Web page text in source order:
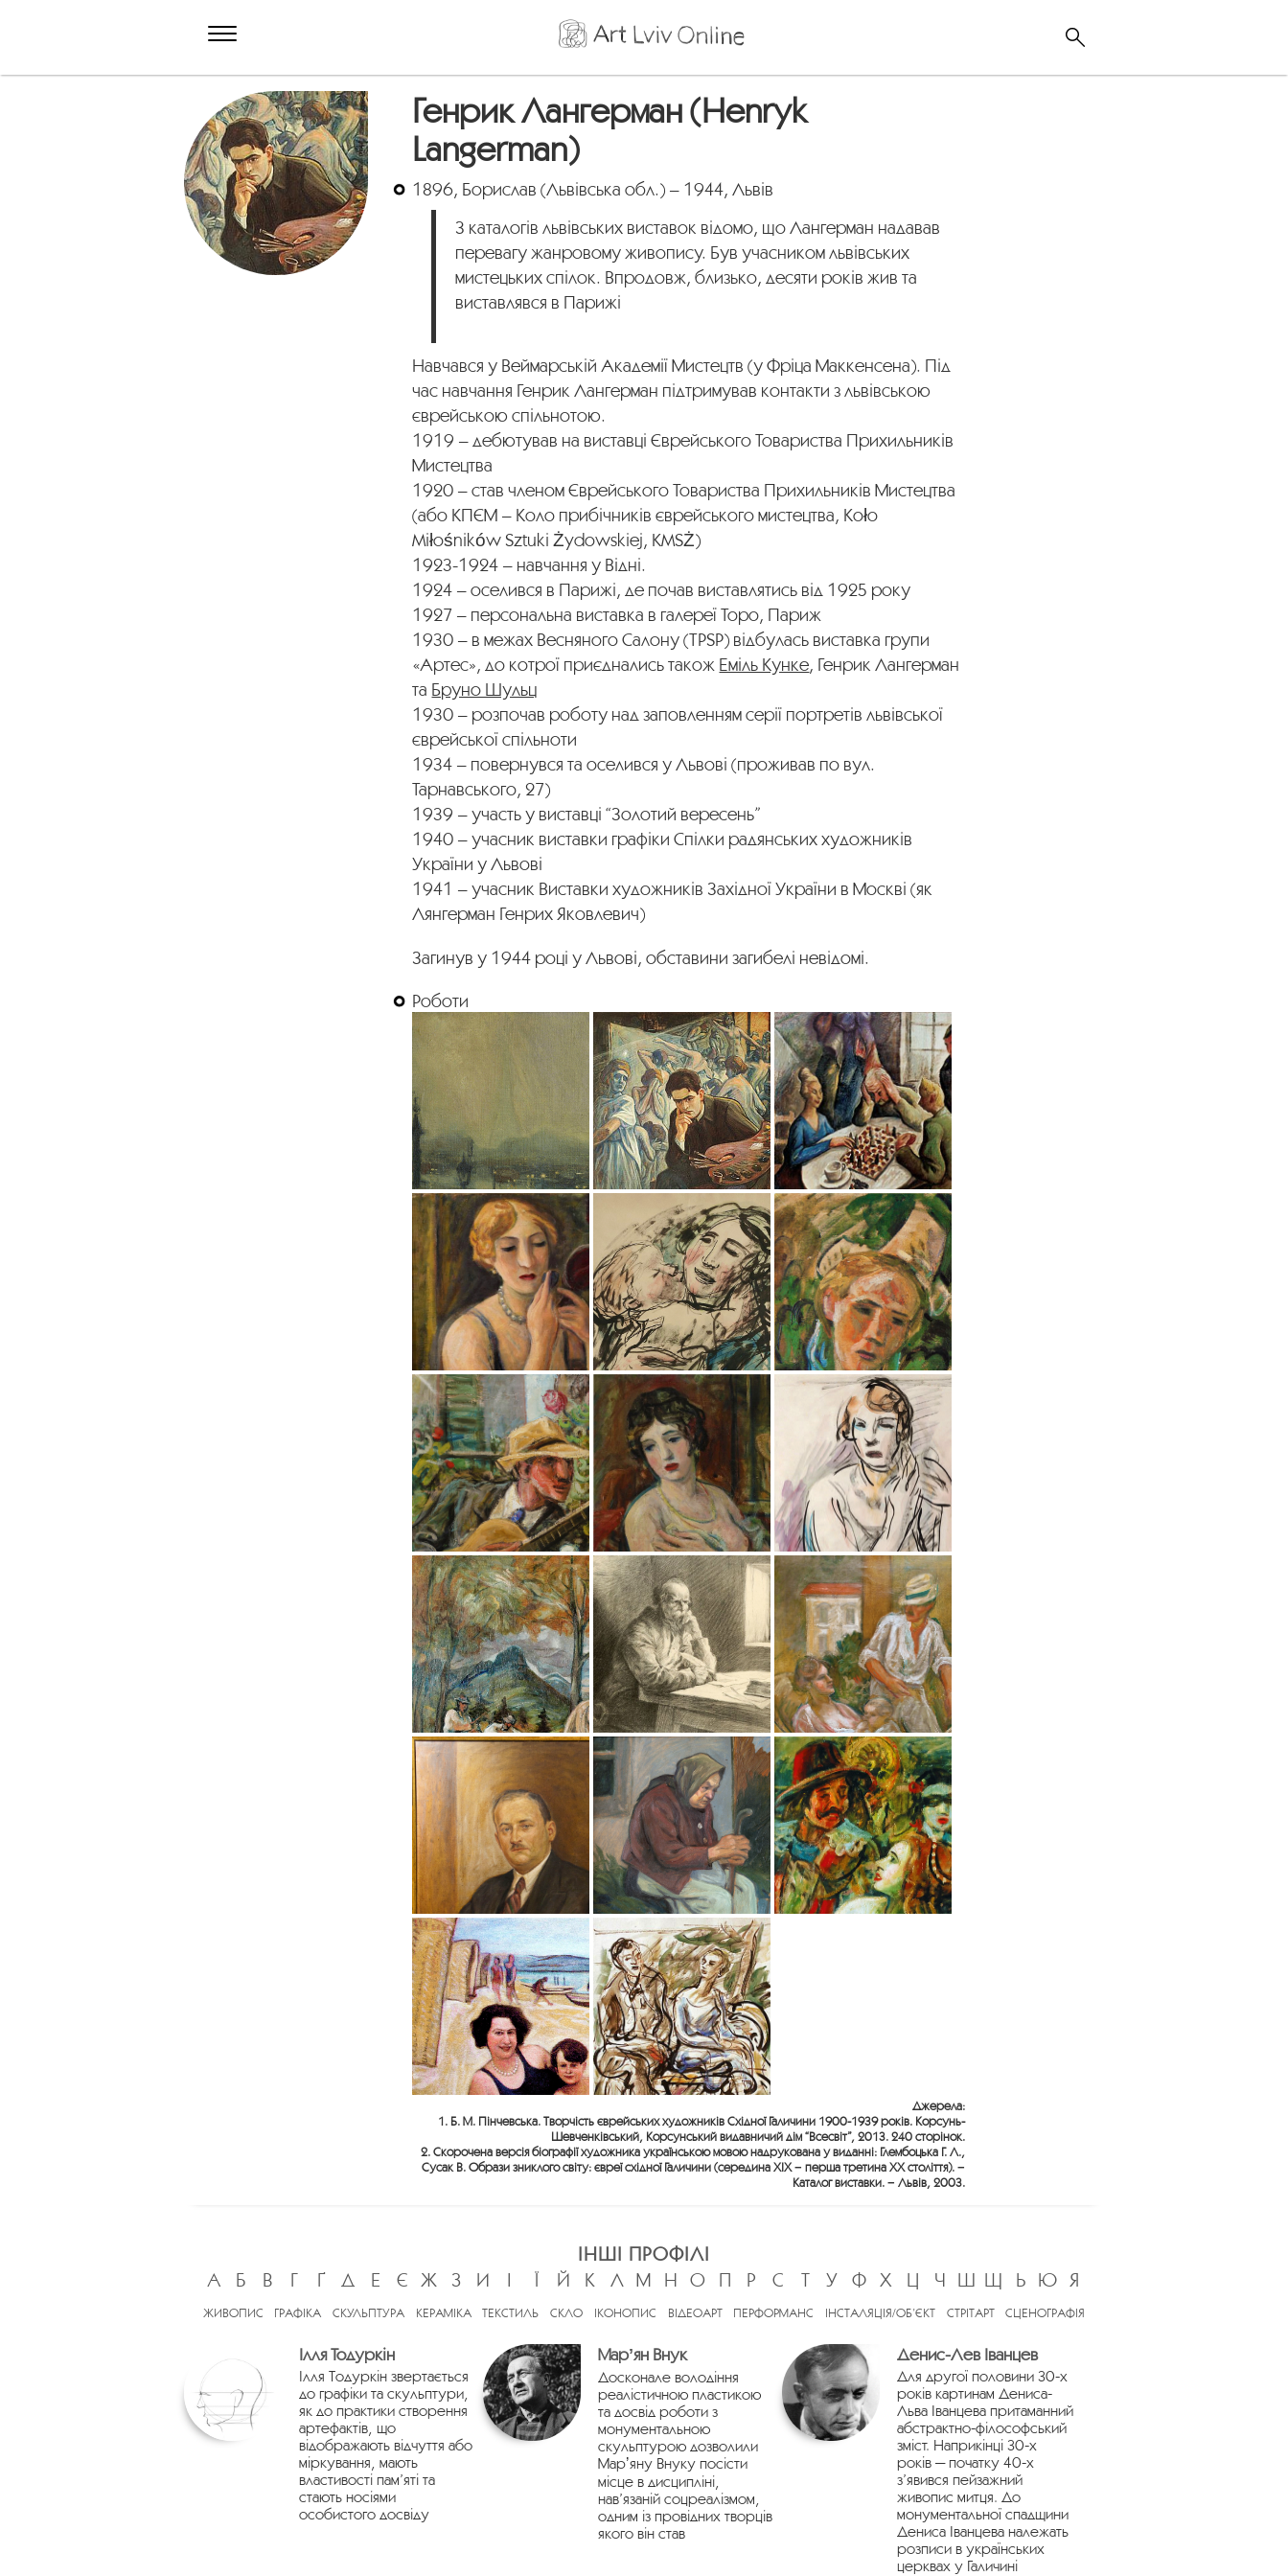
Генрик Лангерман (Henryk
Langerman)
1896, Борислав (Львівська обл.) – 1944, Львів
З каталогів львівських виставок відомо, що Лангерман надавав
перевагу жанровому живопису. Був учасником львівських
мистецьких спілок. Впродовж, близько, десяти років жив та
виставлявся в Парижі
Навчався у Веймарській Академії Мистецтв (у Фріца Маккенсена). Під
час навчання Генрик Лангерман підтримував контакти з львівською
єврейською спільнотою.
1919 – дебютував на виставці Єврейського Товариства Прихильників
Мистецтва
1920 – став членом Єврейського Товариства Прихильників Мистецтва
(або КПЄМ – Коло прибічників єврейського мистецтва, Koło
Miłośników Sztuki Żydowskiej, KMSŻ)
1923-1924 – навчання у Відні.
1924 – оселився в Парижі, де почав виставлятись від 1925 року
1927 – персональна виставка в галереї Торо, Париж
1930 – в межах Весняного Салону (TPSP) відбулась виставка групи
«Артес», до котрої приєднались також Еміль Кунке, Генрик Лангерман
та Бруно Шульц
1930 – розпочав роботу над заповленням серії портретів львівської
єврейської спільноти
1934 – повернувся та оселився у Львові (проживав по вул.
Тарнавського, 27)
1939 – участь у виставці “Золотий вересень”
1940 – учасник виставки графіки Спілки радянських художників
України у Львові
1941 – учасник Виставки художників Західної України в Москві (як
Лянгерман Генрих Яковлевич)
Загинув у 1944 році у Львові, обставини загибелі невідомі.
Роботи
Джерела:
1. Б. М. Пінчевська. Творчість єврейських художників Східної Галичини 1900-1939 років. Корсунь-
Шевченківський, Корсунський видавничий дім “Всесвіт”, 2013. 240 сторінок.
2. Скорочена версія біографії художника українською мовою надрукована у виданні: Глембоцька Г. Л.,
Сусак В. Образи зниклого світу: євреї східної Галичини (середина ХІХ − перша третина ХХ століття). −
Каталог виставки. − Львів, 2003.
ІНШІ ПРОФІЛІ
А
Б В Г Ґ Д Е Є Ж З И І Ї Й К Л М Н О П Р С Т У Ф Х Ц Ч Ш Щ Ь Ю Я
ЖИВОПИС ГРАФІКА СКУЛЬПТУРА КЕРАМІКА ТЕКСТИЛЬ СКЛО ІКОНОПИС ВІДЕОАРТ ПЕРФОРМАНС ІНСТАЛЯЦІЯ/ОБ’ЄКТ СТРІТАРТ СЦЕНОГРАФІЯ
Ілля Тодуркін
Ілля Тодуркін звертається
до графіки та скульптури,
як до практики створення
артефактів, що
відображають відчуття або
міркування, мають
властивості пам’яті та
стають носіями
особистого досвіду
Марʼян Внук
Досконале володіння
реалістичною пластикою
та досвід роботи з
монументальною
скульптурою дозволили
Марʼяну Внуку посісти
місце в дисципліні,
нав’язаній соцреалізмом,
одним із провідних творців
якого він став
Денис-Лев Іванцев
Для другої половини 30-х
років картинам Дениса-
Льва Іванцева притаманний
абстрактно-філософський
зміст. Наприкінці 30-х
років — початку 40-х
з’явився пейзажний
живопис митця. До
монументальної спадщини
Дениса Іванцева належать
розписи в українських
церквах у Галичині